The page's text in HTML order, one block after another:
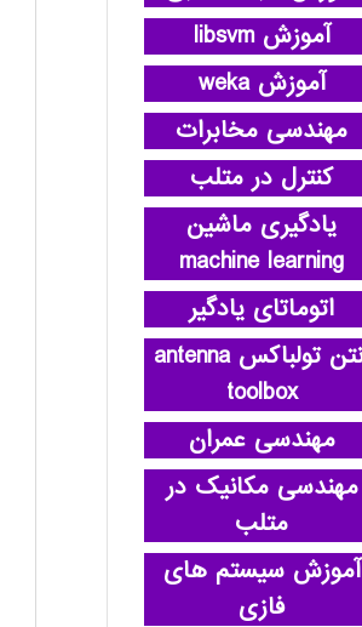
آموزش libsvm
آموزش weka
مهندسی مخابرات
کنترل در متلب
یادگیری ماشین
machine learning
اتوماتای یادگیر
آنتن تولباکس antenna
toolbox
مهندسی عمران
مهندسی مکانیک در
متلب
آموزش سیستم های
فازی